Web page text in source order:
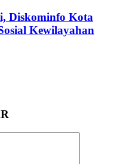
Diskominfo Kota
Kewilayahan